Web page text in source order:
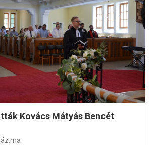
Kovács Mátyás Bencét